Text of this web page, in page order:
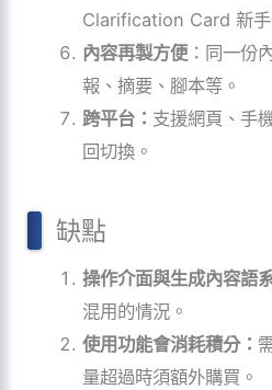
Clarification Card 新手
內容再製方便：同一份
報、摘要、腳本等。
跨平台： 支援網頁、手
回切換。
缺點
操作介面與生成內容語
混用的情況。
使用功能會消耗積分：
量超過時須額外購買。